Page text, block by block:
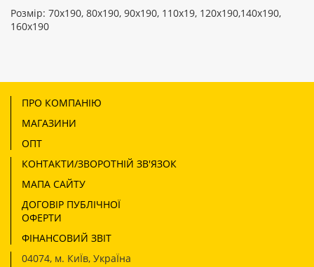
Розмір: 70х190, 80х190, 90х190, 110х19, 120х190,140х190,
160х190
ПРО КОМПАНІЮ
МАГАЗИНИ
ОПТ
КОНТАКТИ/ЗВОРОТНІЙ ЗВ'ЯЗОК
МАПА САЙТУ
ДОГОВІР ПУБЛІЧНОЇ
ОФЕРТИ
ФІНАНСОВИЙ ЗВІТ
04074, м. КиЇв, УкраЇна